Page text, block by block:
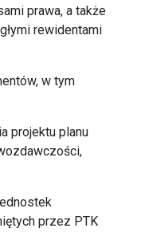
prawa, a także
rewidentami
w tym
projektu planu
przez PTK